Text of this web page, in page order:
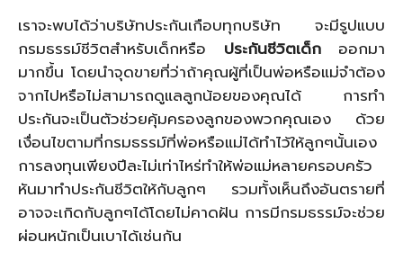
เราจะพบได้ว่าบริษัทประกันเกือบทุกบริษัท จะมีรูปแบบ
กรมธรรม์ชีวิตสำหรับเด็กหรือ ประกันชีวิตเด็กออกมา
มากขึ้น โดยนำจุดขายที่ว่าถ้าคุณผู้ที่เป็นพ่อหรือแม่จำต้อง
จากไปหรือไม่สามารถดูแลลูกน้อยของคุณได้ การทำ
ประกันจะเป็นตัวช่วยคุ้มครองลูกของพวกคุณเอง ด้วย
เงื่อนไขตามที่กรมธรรม์ที่พ่อหรือแม่ได้ทำไว้ให้ลูกๆนั้นเอง
การลงทุนเพียงปีละไม่เท่าไหร่ทำให้พ่อแม่หลายครอบครัว
หันมาทำประกันชีวิตให้กับลูกๆ รวมทั้งเห็นถึงอันตรายที่
อาจจะเกิดกับลูกๆได้โดยไม่คาดฝัน การมีกรมธรรม์จะช่วย
ผ่อนหนักเป็นเบาได้เช่นกัน